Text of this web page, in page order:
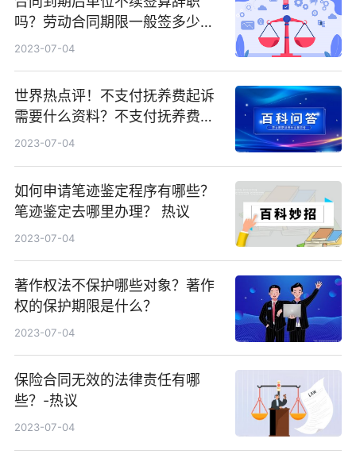
吗？劳动合同期限一般签多少
年？_当前看点
2023-07-04
世界热点评！不支付抚养费起诉
需要什么资料？不支付抚养费可
以不赡养吗？
2023-07-04
如何申请笔迹鉴定程序有哪些？
笔迹鉴定去哪里办理？ 热议
2023-07-04
著作权法不保护哪些对象？著作
权的保护期限是什么？
2023-07-04
保险合同无效的法律责任有哪
些？-热议
2023-07-04